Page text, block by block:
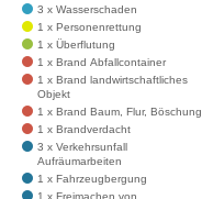
3 x Wasserschaden
1 x Personenrettung
1 x Überflutung
1 x Brand Abfallcontainer
1 x Brand landwirtschaftliches
Objekt
1 x Brand Baum, Flur, Böschung
1 x Brandverdacht
3 x Verkehrsunfall
Aufräumarbeiten
1 x Fahrzeugbergung
1 x Freimachen von